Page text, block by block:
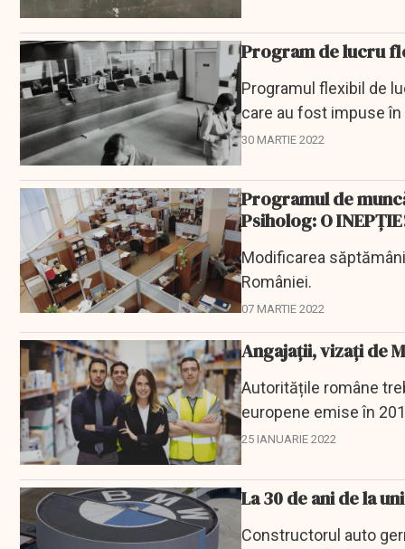
Program de lucru
Programul flexibil de
care au fost impuse în
30 MARTIE 2022
Programul de
Psiholog: O
Modificarea
României.
07 MARTIE 2022
Angajații, vizați de
Autoritățile române
europene emise în
25 IANUARIE 2022
La 30 de ani de la
Constructorul auto